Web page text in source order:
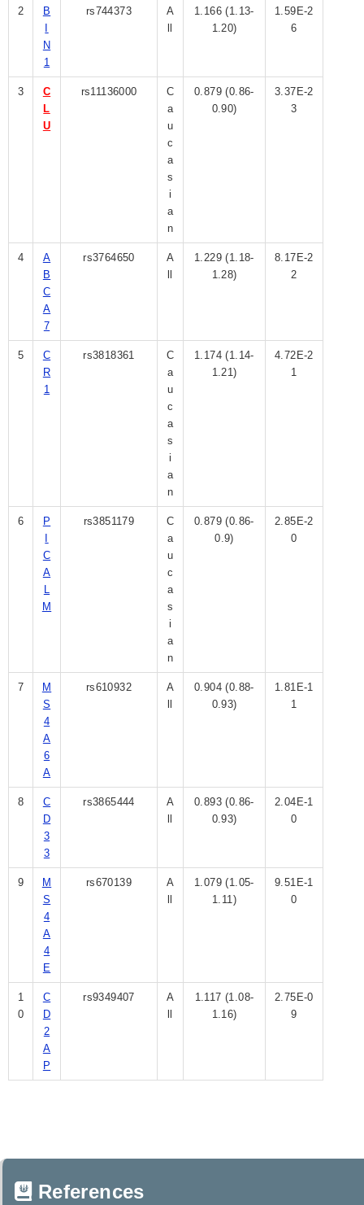
2
B
N
1
rs744373
A
1.166 (1.13-
1.20)
1.59E-2
6
3
C
L
U
rs11136000
C
a
u
c
a
s
i
a
n
0.879 (0.86-
0.90)
3.37E-2
3
4
A
B
C
A
7
rs3764650
A
1.229 (1.18-
1.28)
8.17E-2
2
5
C
R
1
rs3818361
C
a
u
c
a
s
i
a
n
1.174 (1.14-
1.21)
4.72E-2
1
6
P
C
A
L
M
rs3851179
C
a
u
c
a
s
i
a
n
0.879 (0.86-
0.9)
2.85E-2
0
7
M
S
4
A
6
A
rs610932
A
0.904 (0.88-
0.93)
1.81E-1
1
8
C
D
3
3
rs3865444
A
0.893 (0.86-
0.93)
2.04E-1
0
9
M
S
4
A
4
E
rs670139
A
1.079 (1.05-
1.11)
9.51E-1
0
1
0
C
D
2
A
P
rs9349407
A
1.117 (1.08-
1.16)
2.75E-0
9
References